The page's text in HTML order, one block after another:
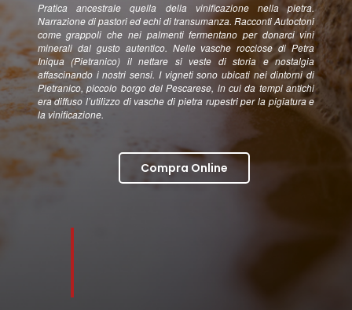
TERRA
EVENTI
Seguici
Pratica ancestrale quella della vinificazione nella pietra.
Narrazione di pastori ed echi di transumanza. Racconti Autoctoni
come grappoli che nei palmenti fermentano per donarci vini
minerali dal gusto autentico. Nelle vasche rocciose di Petra
Iniqua (Pietranico) il nettare si veste di storia e nostalgia
affascinando i nostri sensi. I vigneti sono ubicati nei dintorni di
Pietranico, piccolo borgo del Pescarese, in cui da tempi antichi
era diffuso l’utilizzo di vasche di pietra rupestri per la pigiatura e
la vinificazione.
Compra Online